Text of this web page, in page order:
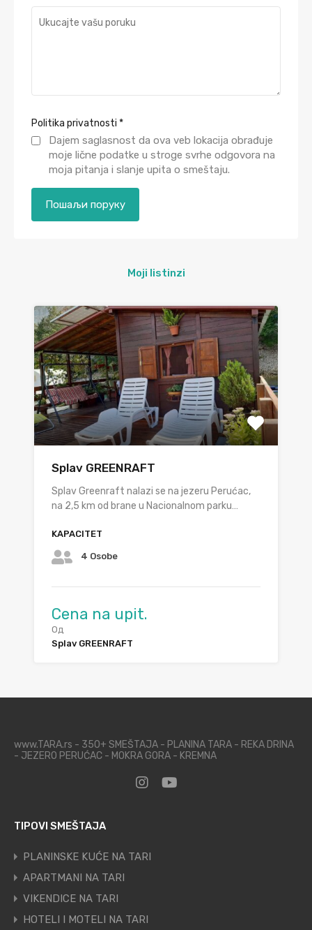
Politika privatnosti *
Dajem saglasnost da ova veb lokacija obrađuje
moje lične podatke u stroge svrhe odgovora na
moja pitanja i slanje upita o smeštaju.
Moji listinzi
Splav GREENRAFT
Splav Greenraft nalazi se na jezeru Perućac,
na 2,5 km od brane u Nacionalnom parku…
KAPACITET
4 Osobe
Cena na upit.
Од
Splav GREENRAFT
www.TARA.rs - 350+ SMEŠTAJA - PLANINA TARA - REKA DRINA
- JEZERO PERUĆAC - MOKRA GORA - KREMNA
TIPOVI SMEŠTAJA
PLANINSKE KUĆE NA TARI
APARTMANI NA TARI
VIKENDICE NA TARI
HOTELI I MOTELI NA TARI